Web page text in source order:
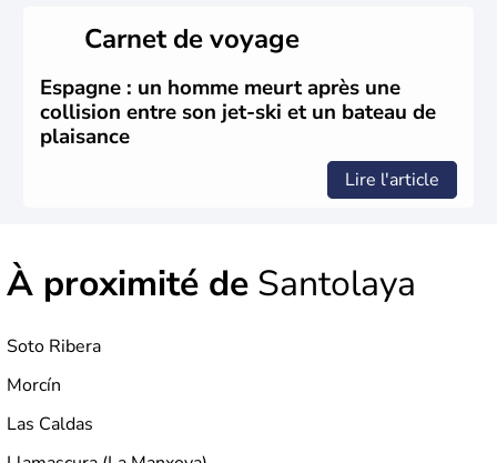
envahissent la péninsule au IIe siècle avant J.C et
apportent leur langue ainsi que leur religion. L'Espagne
s'impose comme la première puissance de l'Europe au
XIème siècle et le reste pendant plus de 100 ans. Madrid
rejoint le pays à partir de 1801 après avoir appartenu au
Portugal. Cette monarchie constitutionnelle intègre
Carnet de voyage
Espagne : un homme meurt après une
collision entre son jet-ski et un bateau de
plaisance
Lire l'article
À proximité de Santolaya
Soto Ribera
Morcín
Las Caldas